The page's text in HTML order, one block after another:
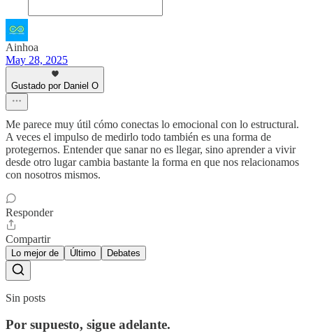
Ainhoa
May 28, 2025
Gustado por Daniel O
Me parece muy útil cómo conectas lo emocional con lo estructural.
A veces el impulso de medirlo todo también es una forma de
protegernos. Entender que sanar no es llegar, sino aprender a vivir
desde otro lugar cambia bastante la forma en que nos relacionamos
con nosotros mismos.
Responder
Compartir
Lo mejor de Último Debates
Sin posts
Por supuesto, sigue adelante.